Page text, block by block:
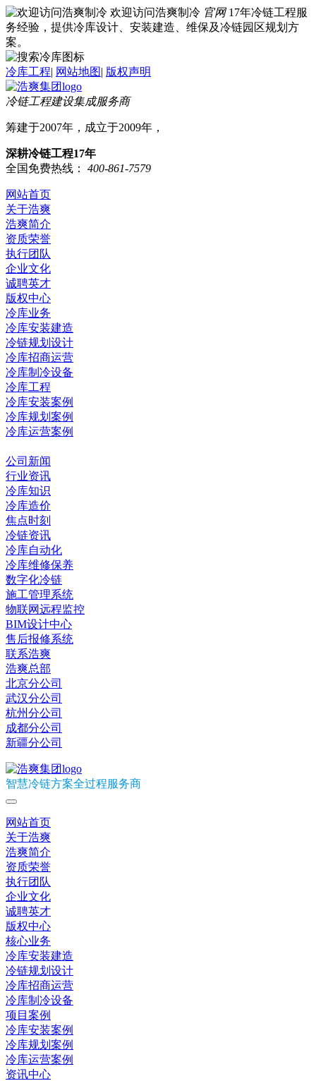
欢迎访问浩爽制冷 官网 17年冷链工程服
务经验，提供冷库设计、安装建造、维保及冷链园区规划方
案。
冷库工程| 网站地图| 版权声明
冷链工程建设集成服务商
筹建于2007年，成立于2009年，
深耕冷链工程17年
全国免费热线：
400-861-7579
网站首页
关于浩爽
浩爽简介
资质荣誉
执行团队
企业文化
诚聘英才
版权中心
冷库业务
冷库安装建造
冷链规划设计
冷库招商运营
冷库制冷设备
冷库工程
冷库安装案例
冷库规划案例
冷库运营案例
公司新闻
行业资讯
冷库知识
冷库造价
焦点时刻
冷链资讯
冷库自动化
冷库维修保养
数字化冷链
施工管理系统
物联网远程监控
BIM设计中心
售后报修系统
联系浩爽
浩爽总部
北京分公司
武汉分公司
杭州分公司
成都分公司
新疆分公司
智慧冷链方案全过程服务商
网站首页
关于浩爽
浩爽简介
资质荣誉
执行团队
企业文化
诚聘英才
版权中心
核心业务
冷库安装建造
冷链规划设计
冷库招商运营
冷库制冷设备
项目案例
冷库安装案例
冷库规划案例
冷库运营案例
资讯中心